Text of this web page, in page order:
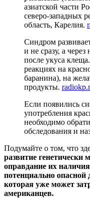
азиатской части
северо-западных
область, Карелия.
Синдром
и не сразу, а
после укуса
реакциях на
баранина), на
продукты.
Если появились
употребления
необходимо
обследования и
Подумайте о том, что
развитие
оправдание их
потенциально
которая уже может
американцев.